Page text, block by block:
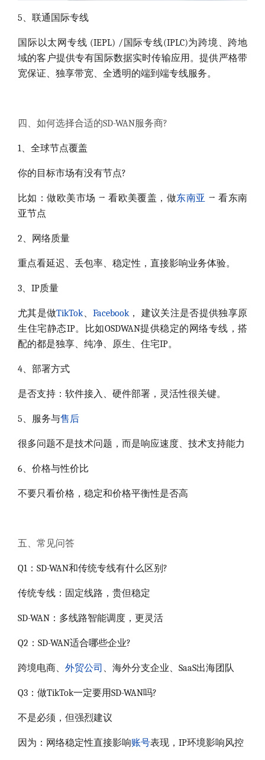
5、联通国际专线
国际以太网专线 (IEPL) /国际专线(IPLC)为跨境、跨地
域的客户提供专有国际数据实时传输应用。提供严格带
宽保证、独享带宽、全透明的端到端专线服务。
四、如何选择合适的SD-WAN服务商?
1、全球节点覆盖
你的目标市场有没有节点?
比如：做欧美市场 → 看欧美覆盖，做东南亚 → 看东南
亚节点
2、网络质量
重点看延迟、丢包率、稳定性，直接影响业务体验。
3、IP质量
尤其是做TikTok、 Facebook， 建议关注是否提供独享原
生住宅静态IP。
比如OSDWAN提供稳定的网络专线，搭
配的都是独享、纯净、原生、住宅IP。
4、部署方式
是否支持：软件接入、硬件部署，灵活性很关键。
5、服务与售后
很多问题不是技术问题，而是响应速度、技术支持能力
6、价格与性价比
不要只看价格，稳定和价格平衡性是否高
五、常见问答
Q1：SD-WAN和传统专线有什么区别?
传统专线：固定线路，贵但稳定
SD-WAN：多线路智能调度，更灵活
Q2：SD-WAN适合哪些企业?
跨境电商、 外贸公司 、海外分支企业、SaaS出海团队
Q3：做TikTok一定要用SD-WAN吗?
不是必须，但强烈建议
因为：网络稳定性直接影响账号表现，IP环境影响风控